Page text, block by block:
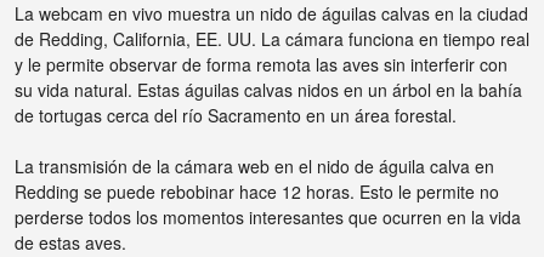
La webcam en vivo muestra un nido de águilas calvas en la ciudad
de Redding, California, EE. UU. La cámara funciona en tiempo real
y le permite observar de forma remota las aves sin interferir con
su vida natural. Estas águilas calvas nidos en un árbol en la bahía
de tortugas cerca del río Sacramento en un área forestal.
La transmisión de la cámara web en el nido de águila calva en
Redding se puede rebobinar hace 12 horas. Esto le permite no
perderse todos los momentos interesantes que ocurren en la vida
de estas aves.